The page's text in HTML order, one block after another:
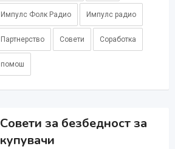
Импулс Фолк Радио Импулс радио
Партнерство Совети Соработка
помош
Совети за безбедност за
купувачи